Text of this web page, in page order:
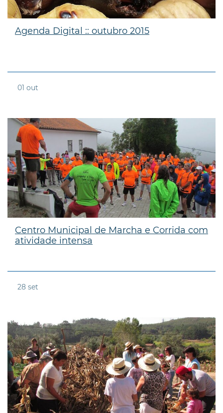
Agenda Digital :: outubro 2015
01 out
Centro Municipal de Marcha e Corrida com
atividade intensa
28 set